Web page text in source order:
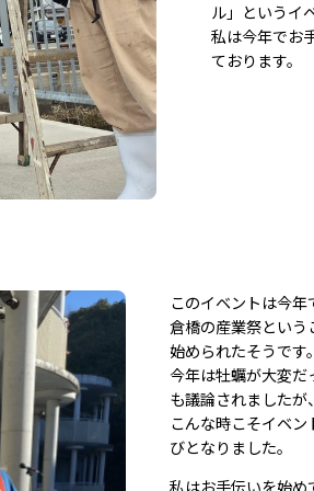
ル」というイ
私は今年でお
ております。
このイベントは今
倉橋の産業祭とい
始められたそうです
今年は牡蠣が大変だ
も議論されましたが
こんな時こそイベ
びとなりました。